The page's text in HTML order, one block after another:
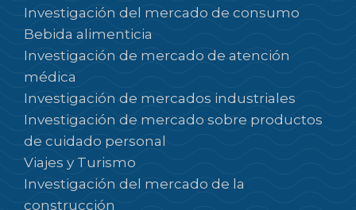
Investigación del mercado de consumo
Bebida alimenticia
Investigación de mercado de atención
médica
Investigación de mercados industriales
Investigación de mercado sobre productos
de cuidado personal
Viajes y Turismo
Investigación del mercado de la
construcción